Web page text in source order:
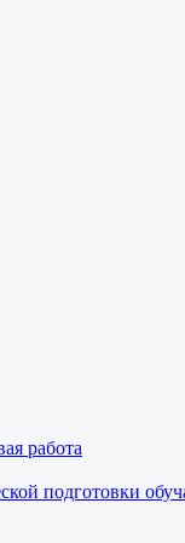
работа
подготовки